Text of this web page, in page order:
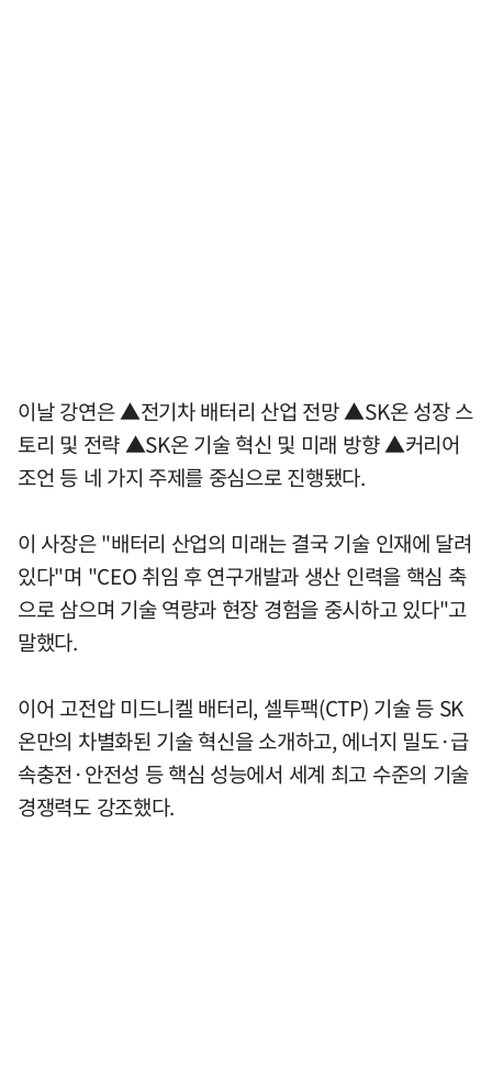
이날 강연은 ▲전기차 배터리 산업 전망 ▲SK온 성장 스
토리 및 전략 ▲SK온 기술 혁신 및 미래 방향 ▲커리어
조언 등 네 가지 주제를 중심으로 진행됐다.
이 사장은 "배터리 산업의 미래는 결국 기술 인재에 달려
있다"며 "CEO 취임 후 연구개발과 생산 인력을 핵심 축
으로 삼으며 기술 역량과 현장 경험을 중시하고 있다"고
말했다.
이어 고전압 미드니켈 배터리, 셀투팩(CTP) 기술 등 SK
온만의 차별화된 기술 혁신을 소개하고, 에너지 밀도·급
속충전·안전성 등 핵심 성능에서 세계 최고 수준의 기술
경쟁력도 강조했다.